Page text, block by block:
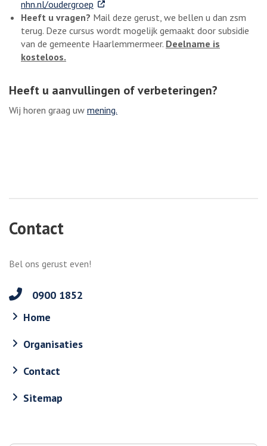
nhn.nl/oudergroep . Externe link
Heeft u vragen? Mail deze gerust, we bellen u dan zsm
terug. Deze cursus wordt mogelijk gemaakt door subsidie
van de gemeente Haarlemmermeer. Deelname is
kosteloos.
Heeft u aanvullingen of verbeteringen?
Wij horen graag uw mening.
Contact
Bel ons gerust even!
0900 1852
Home
Organisaties
Contact
Sitemap